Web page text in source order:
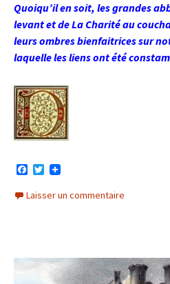
Quoiqu’il en soit, les grandes
levant et de La Charité au
leurs ombres bienfaitrices sur
laquelle les liens ont été
c
e
T
i
t
Laisser un commentaire